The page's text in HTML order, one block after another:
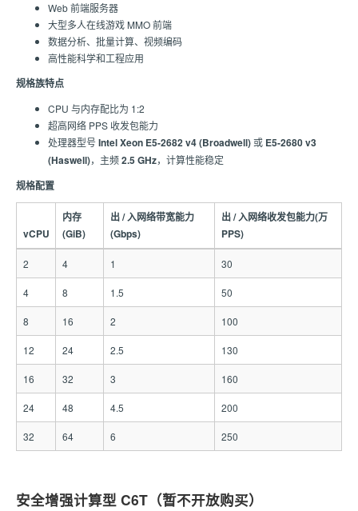
Web 前端服务器
大型多人在线游戏 MMO 前端
数据分析、批量计算、视频编码
高性能科学和工程应用
规格族特点
CPU 与内存配比为 1:2
超高网络 PPS 收发包能力
处理器型号Intel Xeon E5-2682 v4 (Broadwell)或 E5-2680 v3
(Haswell)，主频2.5 GHz，计算性能稳定
规格配置
vCPU
内存
(GiB)
出 / 入网络带宽能力
(Gbps)
出 / 入网络收发包能力(万
PPS)
2 4 1 30
4 8 1.5 50
8 16 2 100
12 24 2.5 130
16 32 3 160
24 48 4.5 200
32 64 6 250
安全增强计算型 C6T（暂不开放购买）